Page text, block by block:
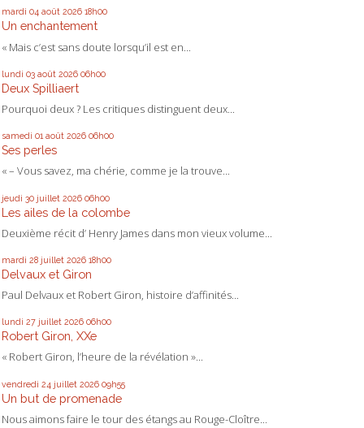
mardi 04 août 2026 18h00
Un enchantement
« Mais c’est sans doute lorsqu’il est en...
lundi 03 août 2026 06h00
Deux Spilliaert
Pourquoi deux ? Les critiques distinguent deux...
samedi 01 août 2026 06h00
Ses perles
« – Vous savez, ma chérie, comme je la trouve...
jeudi 30 juillet 2026 06h00
Les ailes de la colombe
Deuxième récit d’ Henry James dans mon vieux volume...
mardi 28 juillet 2026 18h00
Delvaux et Giron
Paul Delvaux et Robert Giron, histoire d’affinités...
lundi 27 juillet 2026 06h00
Robert Giron, XXe
« Robert Giron, l’heure de la révélation »...
vendredi 24 juillet 2026 09h55
Un but de promenade
Nous aimons faire le tour des étangs au Rouge-Cloître...